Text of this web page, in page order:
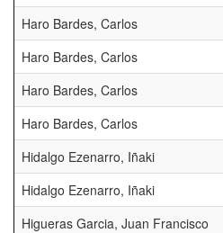
Haro Bardes, Carlos
Haro Bardes, Carlos
Haro Bardes, Carlos
Haro Bardes, Carlos
Hidalgo Ezenarro, Iñaki
Hidalgo Ezenarro, Iñaki
Higueras Garcia, Juan Francisco